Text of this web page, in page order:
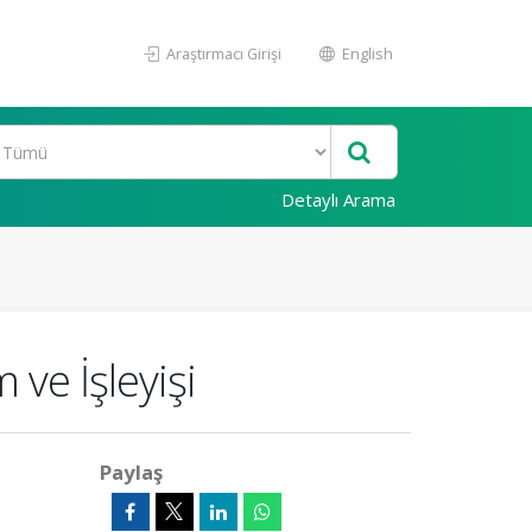
Araştırmacı Girişi English
Detaylı Arama
ve İşleyişi
Paylaş